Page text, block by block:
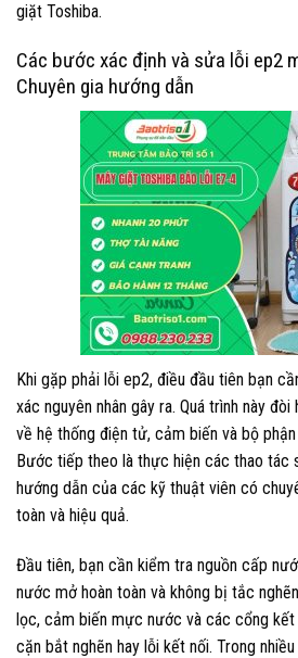
giặt Toshiba.
Các bước xác định và sửa lỗi ep2
Chuyên gia hướng dẫn
Khi gặp phải lỗi ep2, điều đầu tiên bạn
xác nguyên nhân gây ra. Quá trình này
về hệ thống điện tử, cảm biến và bộ
Bước tiếp theo là thực hiện các thao tác
hướng dẫn của các kỹ thuật viên có
toàn và hiệu quả.
Đầu tiên, bạn cần kiểm tra nguồn cấp
nước mở hoàn toàn và không bị tắc
lọc, cảm biến mực nước và các cổng
cặn bắt nghẽn hay lỗi kết nối. Trong